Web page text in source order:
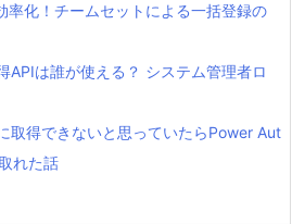
率化！チームセットによる一括登録の
APIは誰が使える？ システム管理者ロ
取得できないと思っていたらPower Aut
れた話